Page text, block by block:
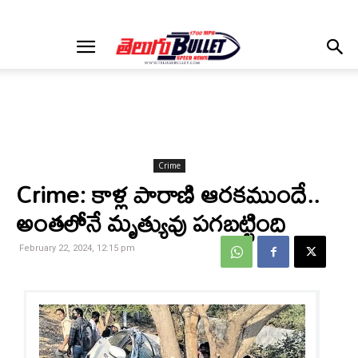
Crime
Crime: కాళ్ల పారాణి ఆరకముందే..
అంతలోనే మృత్యువు పగబట్టింది
February 22, 2024, 12:15 pm